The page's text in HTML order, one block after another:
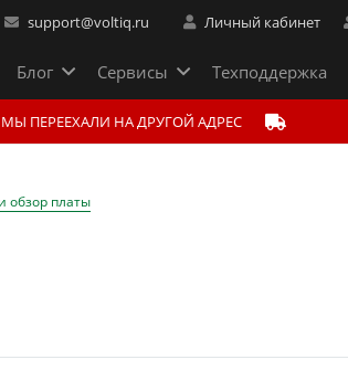
support@voltiq.ru Личный кабинет
Блог Сервисы Техподдержка
ПЕРЕЕХАЛИ НА ДРУГОЙ АДРЕС
обзор платы